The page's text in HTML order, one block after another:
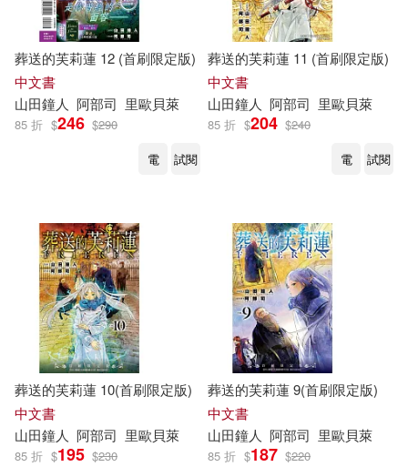
葬送的芙莉蓮 12 (首刷限定版)
中文書
山田鐘人 阿部司 里歐貝萊
85 折 $246 $290
電
試閱
葬送的芙莉蓮 11 (首刷限定版)
中文書
山田鐘人 阿部司 里歐貝萊
85 折 $204 $240
電
試閱
葬送的芙莉蓮 10(首刷限定版)
中文書
山田鐘人 阿部司 里歐貝萊
85 折 $195 $230
葬送的芙莉蓮 9(首刷限定版)
中文書
山田鐘人 阿部司 里歐貝萊
85 折 $187 $220